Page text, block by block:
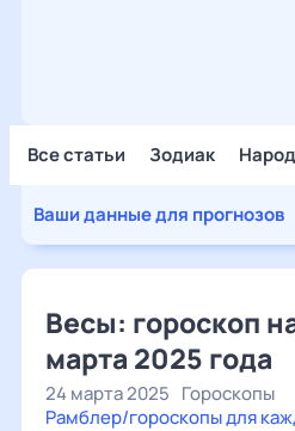
Все статьи Зодиак
Ваши данные для прогнозов
Весы: гороскоп
марта 2025 года
24 марта 2025 Гороскопы
Рамблер/гороскопы для